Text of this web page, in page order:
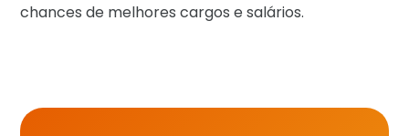
chances de melhores cargos e salários.